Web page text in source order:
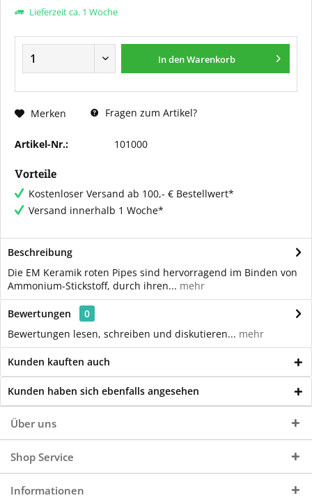
Lieferzeit ca. 1 Woche
In denWarenkorb
Merken Fragen zum Artikel?
Artikel-Nr.: 101000
Vorteile
Kostenloser Versand ab 100,- € Bestellwert*
Versand innerhalb 1 Woche*
Beschreibung
Die EM Keramik roten Pipes sind hervorragend im Binden von
Ammonium-Stickstoff, durch ihren... mehr
Bewertungen
0
Bewertungen lesen, schreiben und diskutieren... mehr
Kunden kauften auch
Kunden haben sich ebenfalls angesehen
Über uns
Shop Service
Informationen